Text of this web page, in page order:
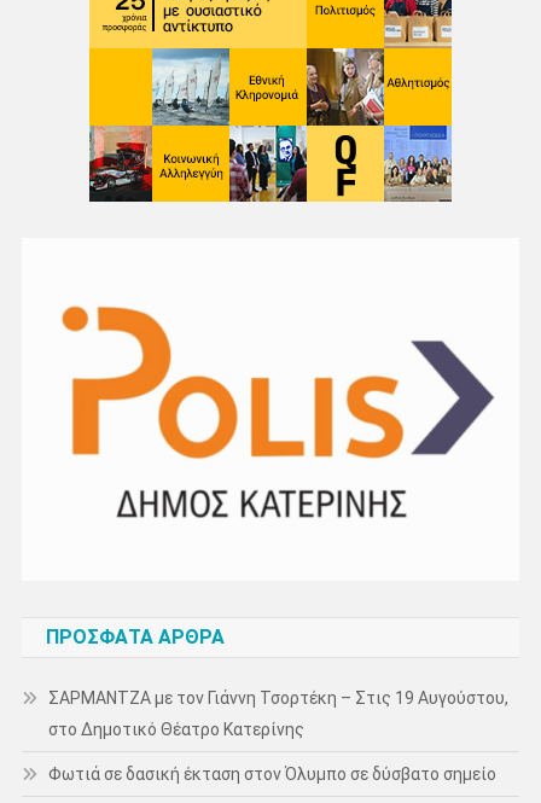
ΠΡΌΣΦΑΤΑ ΆΡΘΡΑ
ΣΑΡΜΑΝΤΖΑ με τον Γιάννη Τσορτέκη – Στις 19 Αυγούστου,
στο Δημοτικό Θέατρο Κατερίνης
Φωτιά σε δασική έκταση στον Όλυμπο σε δύσβατο σημείο